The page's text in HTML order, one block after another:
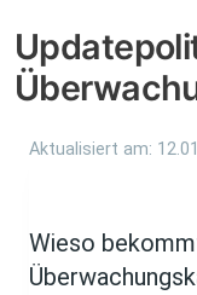
Aktualisiert am:
Wieso